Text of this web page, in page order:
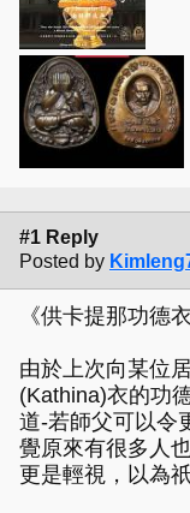
#1 Reply
Posted by
《供卡提那功德
由於上次向某位
(Kathina)衣的功
道-若師父可以令
覺原來有很多人
更是輕視，以為